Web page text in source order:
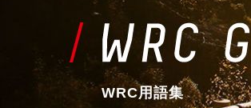
WRC用語集